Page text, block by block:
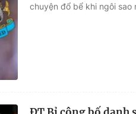
chuyện đổ bể khi ngôi sao